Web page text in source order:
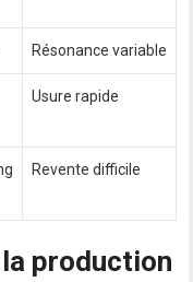
Résonance variable
Usure rapide
Revente difficile
production